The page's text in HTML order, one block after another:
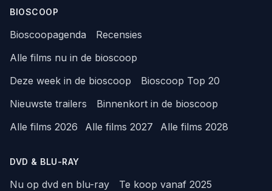
BIOSCOOP
Bioscoopagenda
Recensies
Alle films nu in de bioscoop
Deze week in de bioscoop
Bioscoop Top 20
Nieuwste trailers
Binnenkort in de bioscoop
Alle films 2026
Alle films 2027 Alle films 2028
DVD & BLU-RAY
Nu op dvd en blu-ray
Te koop vanaf 2025